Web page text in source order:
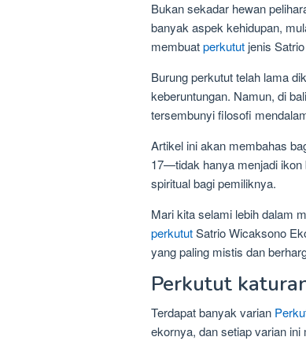
Bukan sekadar hewan
banyak aspek kehidupan,
membuatperkutut jenis
Burung perkutut telah lama
keberuntungan. Namun, di
tersembunyi filosofi
Artikel ini akan membahas
17—tidak hanya menjadi ikon
spiritual bagi pemiliknya.
Mari kita selami lebih dalam
perkututSatrio Wicaksono
yang paling mistis dan
Perkutut
Terdapat banyak varian
ekornya, dan setiap varian